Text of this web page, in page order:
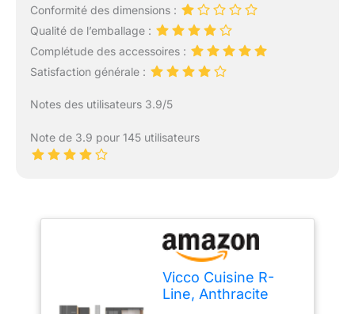
Conformité des dimensions :
Qualité de l’emballage :
Complétude des accessoires :
Satisfaction générale :
Notes des utilisateurs 3.9/5
Note de 3.9 pour 145 utilisateurs
Vicco Cuisine R-
Line, Anthracite